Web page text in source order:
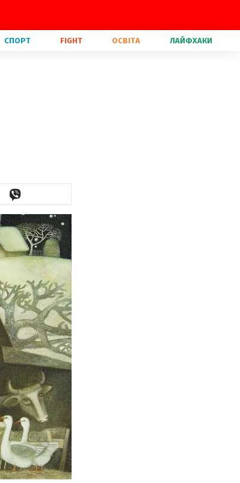
СПОРТ FIGHT ОСВІТА ЛАЙФХАКИ